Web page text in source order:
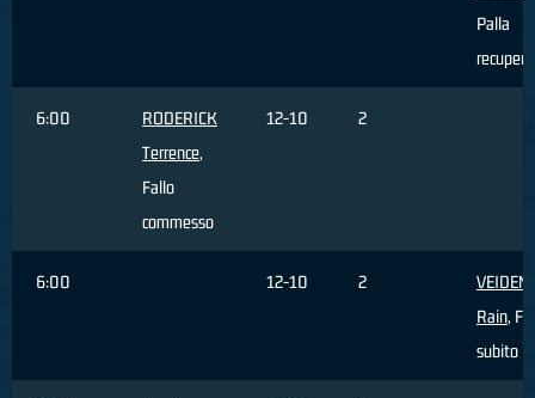
Palla
6:00
RODERICK
Terrence,
Fallo
commesso
12-10 2
6:00 12-10 2
Rain,
subito